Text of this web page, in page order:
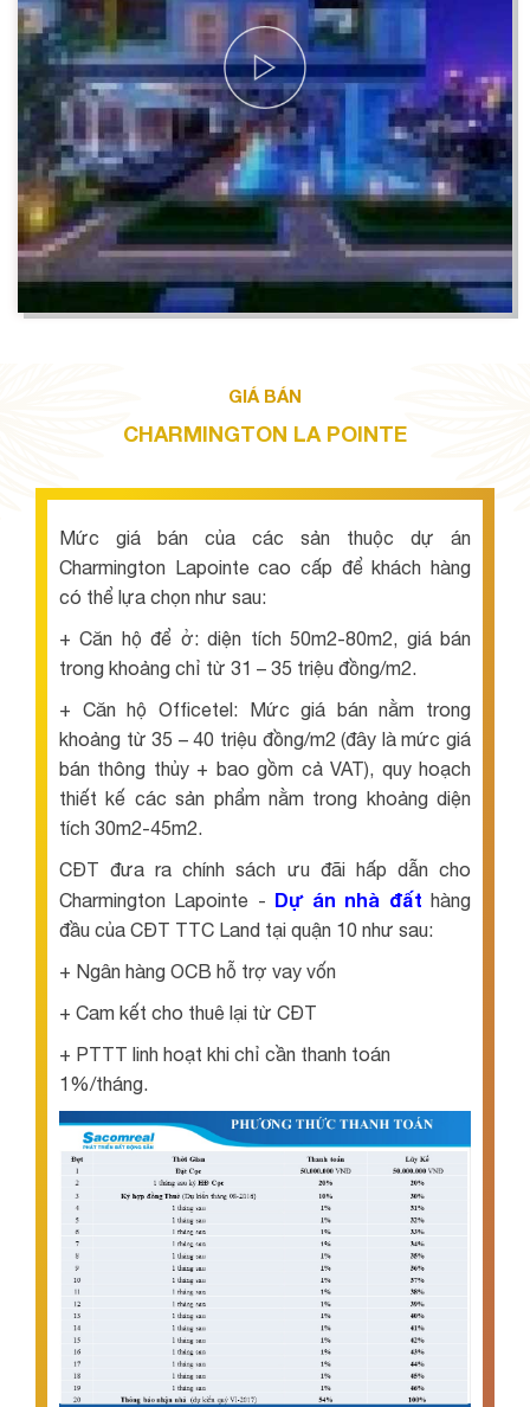
GIÁ BÁN
CHARMINGTON LA POINTE
Mức giá bán của các sản thuộc dự án
Charmington Lapointe cao cấp để khách hàng
có thể lựa chọn như sau:
+ Căn hộ để ở: diện tích 50m2-80m2, giá bán
trong khoảng chỉ từ 31 – 35 triệu đồng/m2.
+ Căn hộ Officetel: Mức giá bán nằm trong
khoảng từ 35 – 40 triệu đồng/m2 (đây là mức giá
bán thông thủy + bao gồm cả VAT), quy hoạch
thiết kế các sản phẩm nằm trong khoảng diện
tích 30m2-45m2.
CĐT đưa ra chính sách ưu đãi hấp dẫn cho
Charmington Lapointe - Dự án nhà đất hàng
đầu của CĐT TTC Land tại quận 10 như sau:
+ Ngân hàng OCB hỗ trợ vay vốn
+ Cam kết cho thuê lại từ CĐT
+ PTTT linh hoạt khi chỉ cần thanh toán
1%/tháng.